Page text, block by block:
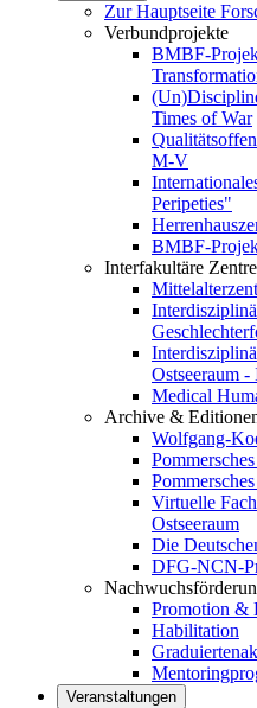
Zur Hauptseite
Verbundprojekte
BMBF-
Times of War
M-V
Peripeties"
BMBF-
Interfakultäre
Ostseeraum
Medical
Archive &
Wolfgang-
Virtuelle
Ostseeraum
Die
DFG-NCN-
Promotion &
Habilitation
Veranstaltungen